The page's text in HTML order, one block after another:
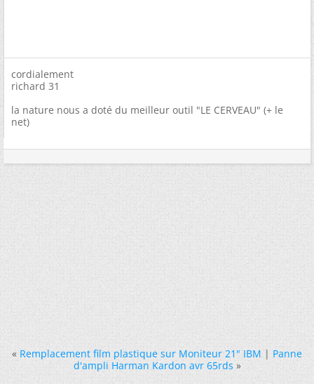
cordialement
richard 31
la nature nous a doté du meilleur outil "LE CERVEAU" (+ le
net)
« Remplacement film plastique sur Moniteur 21" IBM|Panne
d'ampli Harman Kardon avr 65rds »